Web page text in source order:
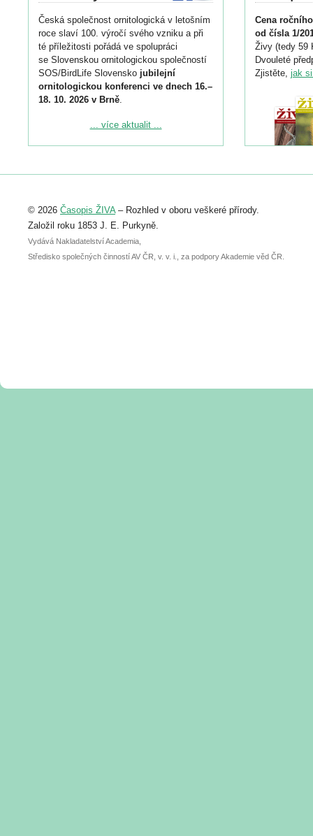
Česká společnost ornitologická v letošním
roce slaví 100. výročí svého vzniku a při
té příležitosti pořádá ve spolupráci
se Slovenskou ornitologickou společností
SOS/BirdLife Slovensko jubilejní
ornitologickou konferenci ve dnech 16.–
18. 10. 2026 v Brně.
Podrobnější informace ke konferenci
Registrovat se můžete do 6. září.
abstraktu přihlášené přednášky nebo
posteru je už 30. června.
... více aktualit ...
Cena
od čísla 1/
Živy (tedy 59
Dvouleté
Zjistěte, jak
© 2026 Časopis ŽIVA– Rozhled v oboru veškeré přírody.
Založil roku 1853 J. E. Purkyně.
Vydává Nakladatelství Academia,
Středisko společných činností AV ČR, v. v. i., za podpory Akademie věd ČR.